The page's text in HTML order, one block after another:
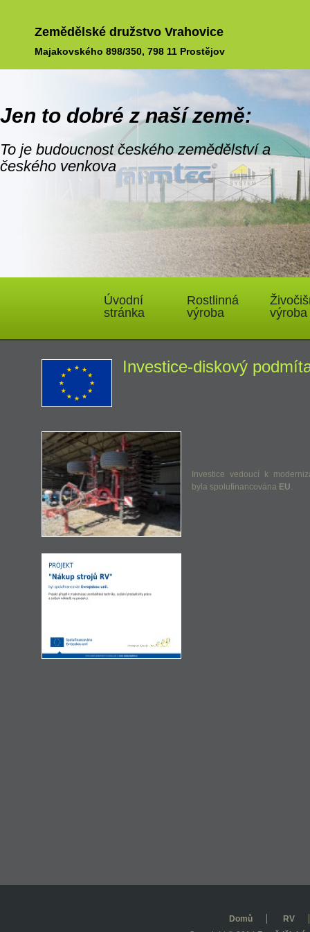
Zemědělské družstvo Vrahovice
Majakovského 898/350, 798 11 Prostějov
Jen to dobré z naší země:
To je budoucnost českého zemědělství a
českého venkova
Úvodní
stránka
Rostlinná
výroba
výroba
Investice-diskový
Investice vedoucí k
byla spolufinancována EU.
Domů
RV